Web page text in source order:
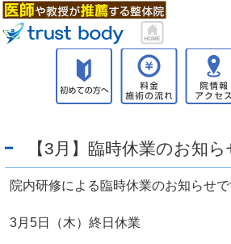
【3月】臨時休業のお知ら
院内研修による臨時休業のお知らせで
3月5日（木）終日休業